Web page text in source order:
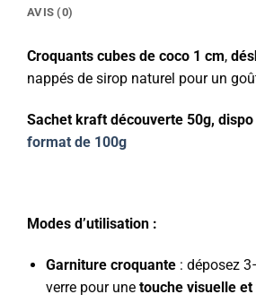
AVIS (0)
Croquants cubes de coco 1 cm,
nappés de sirop naturel pour un
Sachet kraft découverte 50g,
format de 100g
Modes d’utilisation :
Garniture croquante: déposez
verre pour une touche visuelle